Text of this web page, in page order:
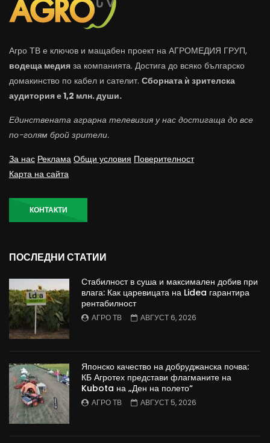
Агро ТВ е ключов и мащабен проект на АГРОМЕДИЯ ГРУП,
водеща медия за компанията. Достига до всяко българско
домакинство по кабел и сателит. Сборната ѝ зрителска
аудитория е 1,2 млн. души.
Единствената аграрна телевизия у нас достигаща до все
по-голям брой зрители.
За нас Реклама Общи условия Поверителност
Карта на сайта
КОНТАКТИ
ПОСЛЕДНИ СТАТИИ
Стабилност в суша и максимален добив при
влага: Как царевицата на Lidea гарантира
рентабилност
АГРО ТВ АВГУСТ 6, 2026
Японско качество на добруджанска почва:
КБ Агротех представи флагманите на
Kubota на „Ден на полето“
АГРО ТВ АВГУСТ 5, 2026